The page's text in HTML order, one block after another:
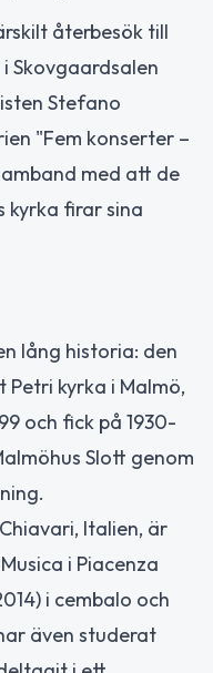
återbesök till
Skovgaardsalen
Stefano
"Fem konserter –
med att de
kyrka firar sina
lång historia: den
Petri kyrka i Malmö,
och fick på 1930-
Slott genom
Italien, är
i Piacenza
i cembalo och
även studerat